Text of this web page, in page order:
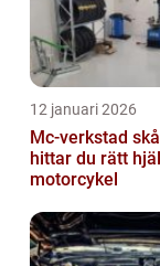
12 januari 2026
Mc-verkstad
hittar du rätt
motorcykel